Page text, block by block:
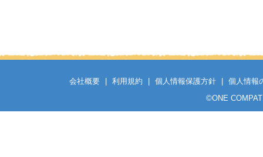
会社概要 利用規約 個人情報保護方針
個人情報
©ONE